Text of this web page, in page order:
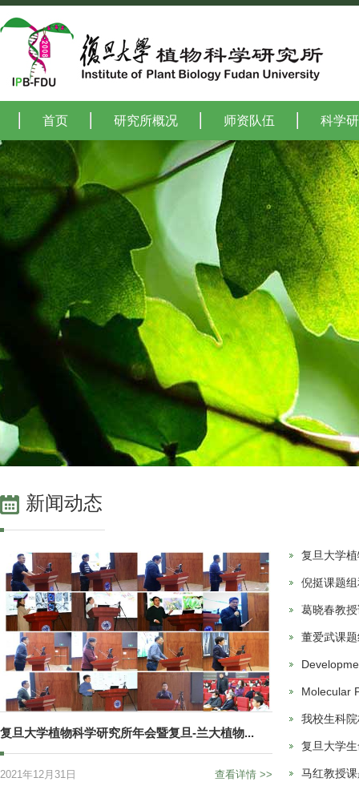
首页 研究所概况 师资队伍 科学
新闻动态
复旦大学植物科学研究所年会暨复旦-兰大植物...
2021年12月31日 查看详情 >>
复旦大学
倪挺课题
葛晓春教
董爱武课
Molecular
我校生科
复旦大学
马红教授